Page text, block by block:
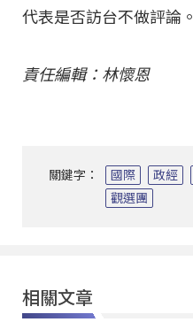
代表是否訪台不做評論。
責任編輯：林懷恩
關鍵字： 國際 政經
觀選團
相關文章